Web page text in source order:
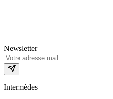
Newsletter
Intermèdes